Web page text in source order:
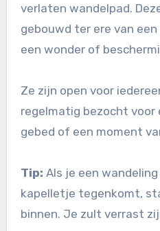
verlaten wandelpad.
gebouwd ter ere van
een wonder of
Ze zijn open voor
regelmatig bezocht voor
gebed of een moment
Tip: Als je een
kapelletje tegenkomt,
binnen. Je zult verrast